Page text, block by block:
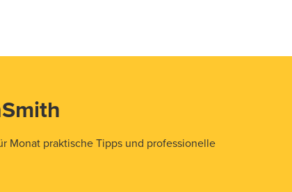
Monat praktische Tipps und professionelle